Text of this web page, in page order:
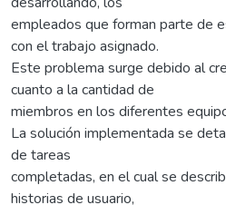
empleados que forman parte de
con el trabajo asignado.
Este problema surge debido al
cuanto a la cantidad de
miembros en los diferentes
La solución implementada se
de tareas
completadas, en el cual se
historias de usuario,